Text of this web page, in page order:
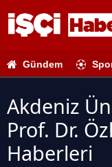
Gündem
Akdeniz
Prof. Dr.
Haberleri